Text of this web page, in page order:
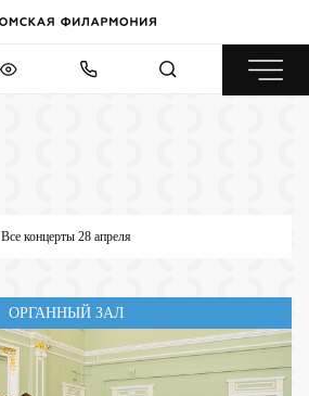
Все концерты 28 апреля
ОРГАННЫЙ ЗАЛ